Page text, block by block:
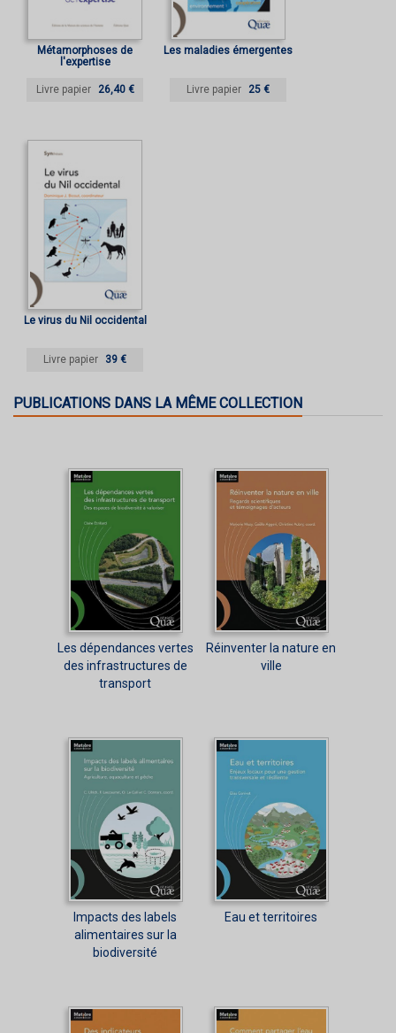
Métamorphoses de
l'expertise
Livre papier 26,40 €
Les maladies émergentes
Livre papier 25 €
Le virus du Nil occidental
Livre papier 39 €
PUBLICATIONS DANS LA MÊME COLLECTION
Les dépendances vertes
des infrastructures de
transport
Réinventer la nature en
ville
Impacts des labels
alimentaires sur la
biodiversité
Eau et territoires